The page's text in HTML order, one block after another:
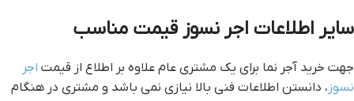
سایر اطلاعات اجر نسوز قیمت مناسب
جهت خرید آجر نما برای یک مشتری عام علاوه بر اطلاع از قیمت اجر
نسوز ، دانستن اطلاعات فنی بالا نیازی نمی باشد و مشتری در هنگام